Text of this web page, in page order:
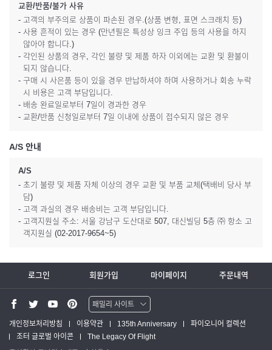
교환/반품/불가 사유
- 고객의 부주의로 상품이 파손된 경우.(상품 변형, 표면 스크래치 등)
- 사용 흔적이 있는 경우 (만년필은 특성상 잉크 주입 등의 사용을 하지
않아야 합니다.)
- 각인된 상품의 경우, 각인 불량 및 제품 하자 이외에는 교환 및 환불이
되지 않습니다.
- 구매 시 사은품 등이 있을 경우 반납하셔야 하며 사용하거나 회송 누락
시 비용은 고객 부담입니다.
- 배송 완료일로부터 7일이 경과한 경우
- 교환/반품 신청일로부터 7일 이내에 상품이 접수되지 않은 경우
A/S 안내
A/S
- 초기 불량 및 제품 자체 이상의 경우 교환 및 부품 교체(택배비 당사 부
담)
- 고객 과실의 경우 배송비는 고객 부담입니다.
- 고객지원실 주소: 서울 강남구 도산대로 507, 대신빌딩 5층 ㈜ 항소 고
객지원실 (02-2017-9654~5)
로그인 회원가입 마이페이지 주문내역
패밀리 사이트
워터맨 쇼핑몰
파카 글로벌
개인정보처리방침 이용약관 135th Anniversary
파이오니어 컬렉션
조터 글로벌 아이콘
The Legacy Of Flight